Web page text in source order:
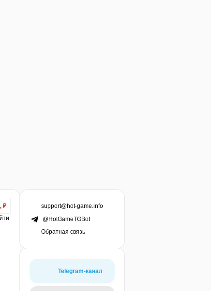
₽
support@hot-game.info
@HotGameTGBot
Обратная связь
Telegram-канал